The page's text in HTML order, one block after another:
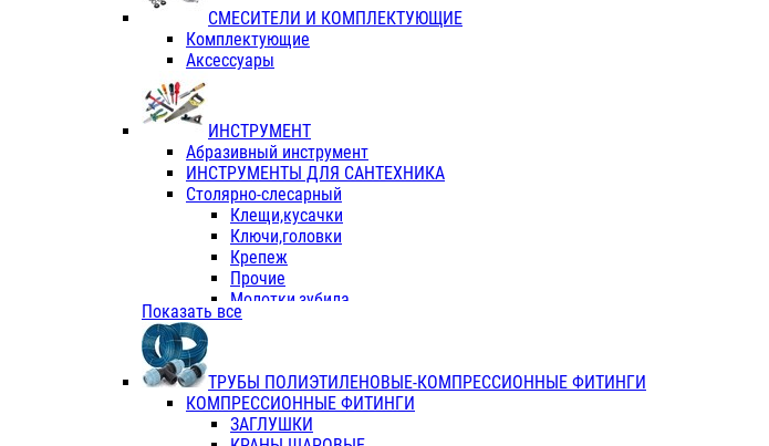
СМЕСИТЕЛИ И КОМПЛЕКТУЮЩИЕ
Комплектующие
Аксессуары
ИНСТРУМЕНТ
Абразивный инструмент
ИНСТРУМЕНТЫ ДЛЯ САНТЕХНИКА
Столярно-слесарный
Клещи,кусачки
Ключи,головки
Крепеж
Прочие
Молотки,зубила
Пассатижи,тонкогубцы,утконосы
Отвертки
Хоз. инвентарь
ЭЛ. ИНСТРУМЕНТ OASIS
Показать все
ТРУБЫ ПОЛИЭТИЛЕНОВЫЕ-КОМПРЕССИОННЫЕ ФИТИНГИ
КОМПРЕССИОННЫЕ ФИТИНГИ
ЗАГЛУШКИ